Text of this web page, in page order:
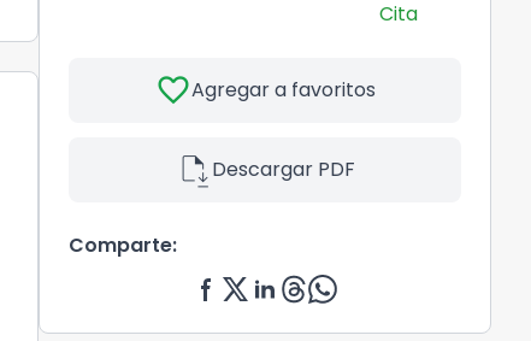
Cita
favoriteAgregar a favoritos
file_saveDescargar PDF
Comparte: